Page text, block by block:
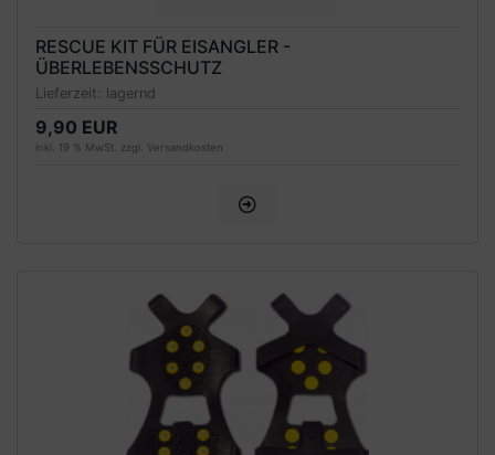
RESCUE KIT FÜR EISANGLER -
ÜBERLEBENSSCHUTZ
Lieferzeit: lagernd
9,90 EUR
inkl. 19 % MwSt. zzgl. Versandkosten